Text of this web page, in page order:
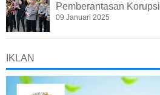
Pemberantasan Korupsi
09 Januari 2025
IKLAN